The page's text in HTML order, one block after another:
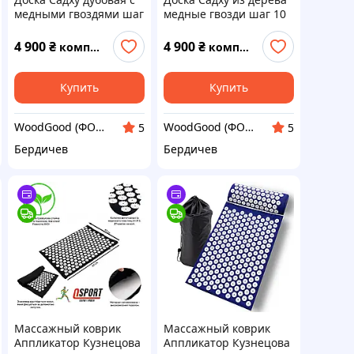
медными гвоздями шаг
(уровень гуру). Sadhu
board от
производителя. Доска
для йоги
4 900₴ комплект
Купить
WoodGood (ФОП Овчар Олена Володимирівна)
5
Бердичев
медные гвозди шаг 10
мм для начинающих
35х14 см. Sadhu board
от производителя.
Доска для йоги
4 900₴ комплект
Купить
WoodGood (ФОП Овчар Олена Володимирівна)
5
Бердичев
Массажный коврик
Аппликатор Кузнецова
Массажный коврик
Аппликатор Кузнецова